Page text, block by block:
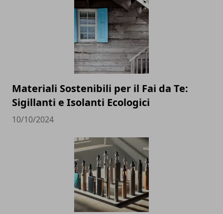
Materiali Sostenibili per il Fai da Te:
Sigillanti e Isolanti Ecologici
10/10/2024